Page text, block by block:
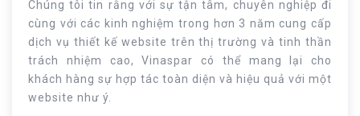
Chúng tôi tin rằng với sự tận tâm, chuyên nghiệp đi
cùng với các kinh nghiệm trong hơn 3 năm cung cấp
dịch vụ thiết kế website trên thị trường và tinh thần
trách nhiệm cao, Vinaspar có thể mang lại cho
khách hàng sự hợp tác toàn diện và hiệu quả với một
website như ý.